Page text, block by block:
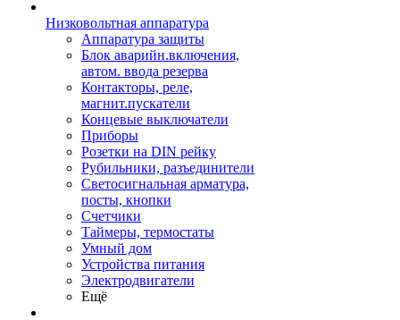
Низковольтная аппаратура
Аппаратура защиты
Блок аварийн.включения,
автом. ввода резерва
Контакторы, реле,
магнит.пускатели
Концевые выключатели
Приборы
Розетки на DIN рейку
Рубильники, разъединители
Светосигнальная арматура,
посты, кнопки
Счетчики
Таймеры, термостаты
Умный дом
Устройства питания
Электродвигатели
Ещё